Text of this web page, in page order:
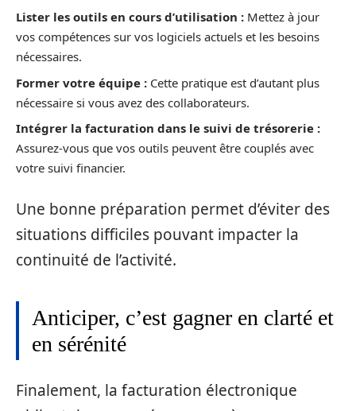
Lister les outils en cours d’utilisation : Mettez à jour
vos compétences sur vos logiciels actuels et les besoins
nécessaires.
Former votre équipe : Cette pratique est d’autant plus
nécessaire si vous avez des collaborateurs.
Intégrer la facturation dans le suivi de trésorerie :
Assurez-vous que vos outils peuvent être couplés avec
votre suivi financier.
Une bonne préparation permet d’éviter des
situations difficiles pouvant impacter la
continuité de l’activité.
Anticiper, c’est gagner en clarté et
en sérénité
Finalement, la facturation électronique